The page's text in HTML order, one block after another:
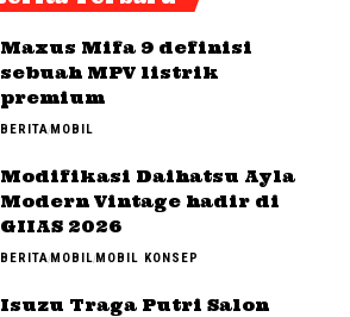
Maxus Mifa 9 definisi
sebuah MPV listrik
premium
BERITAMOBIL
Modifikasi Daihatsu Ayla
Modern Vintage hadir di
GIIAS 2026
BERITAMOBILMOBIL KONSEP
Isuzu Traga Putri Salon